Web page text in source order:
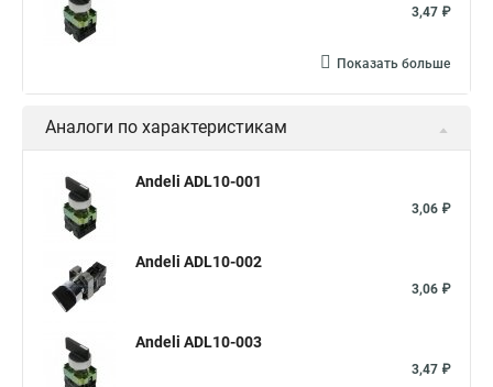
3,47 ₽
Показать больше
Аналоги по характеристикам
Andeli ADL10-001
3,06 ₽
Andeli ADL10-002
3,06 ₽
Andeli ADL10-003
3,47 ₽